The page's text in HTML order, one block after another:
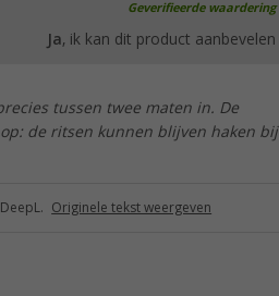
Geverifieerde waardering
Ja, ik kan dit product aanbevelen
tussen twee maten in. De
de ritsen kunnen blijven haken bij
Originele tekst weergeven